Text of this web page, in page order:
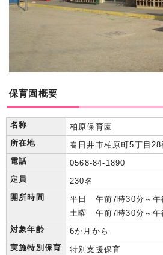
保育園概要
名称
柏原保育園
所在地
春日井市柏原町5丁目28
電話
0568-84-1890
定員
230名
開所時間
平日 午前7時30分～午
土曜 午前7時30分～午
対象年齢
6か月から
実施特別保育
特別支援保育